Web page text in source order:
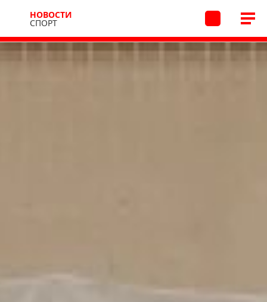
НОВОСТИ
СПОРТ